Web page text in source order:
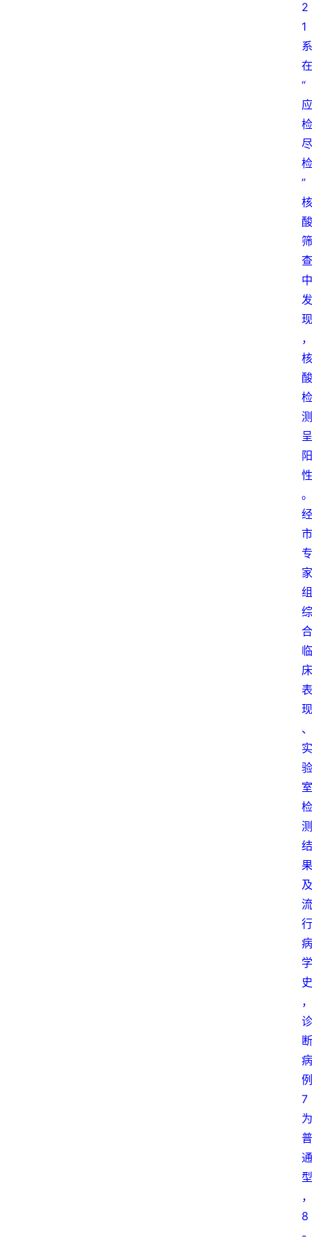
2
1
系
在
“
应
检
尽
检
”
核
酸
筛
查
中
发
现
，
核
酸
检
测
呈
阳
性
。
经
市
专
家
组
综
合
临
床
表
现
、
实
验
室
检
测
结
果
及
流
行
病
学
史
，
诊
断
病
例
7
为
普
通
型
，
8
-